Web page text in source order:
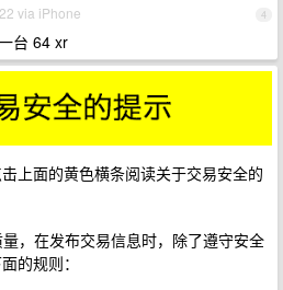
4
via iPhone
台 64 xr
上面的黄色横条阅读关于交易安全的
，在发布交易信息时，除了遵守安全
的规则：